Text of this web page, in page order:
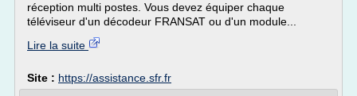
réception multi postes. Vous devez équiper chaque
téléviseur d'un décodeur FRANSAT ou d'un module...
Lire la suite
Site : https://assistance.sfr.fr